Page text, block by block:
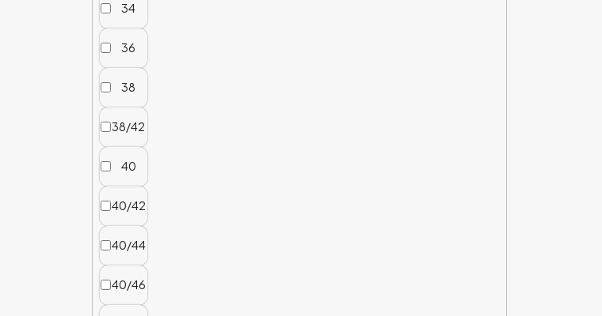
34
36
38
38/42
40
40/42
40/44
40/46